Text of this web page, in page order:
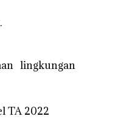
lingkungan
TA 2022